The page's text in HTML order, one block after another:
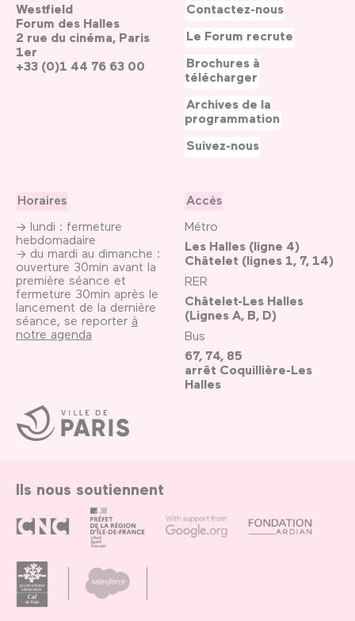
Ville
de
Paris
Westfield
Forum des Halles
2 rue du cinéma, Paris
1er
+33 (0)1 44 76 63 00
Horaires
→ lundi : fermeture
hebdomadaire
→ du mardi au dimanche :
ouverture 30min avant la
première séance et
fermeture 30min après le
lancement de la dernière
séance, se reporter à
notre agenda
Accès
Métro
Les Halles (ligne 4)
Châtelet (lignes 1, 7, 14)
RER
Châtelet-Les Halles
(Lignes A, B, D)
Bus
67, 74, 85
arrêt Coquillière-Les
Halles
Contactez-nous
Le Forum recrute
Brochures à
télécharger
Archives de la
programmation
Suivez-nous
Ils nous soutiennent